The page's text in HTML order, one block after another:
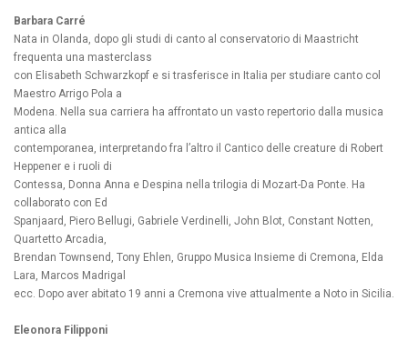
Barbara Carré
Nata in Olanda, dopo gli studi di canto al conservatorio di Maastricht
frequenta una masterclass
con Elisabeth Schwarzkopf e si trasferisce in Italia per studiare canto col
Maestro Arrigo Pola a
Modena. Nella sua carriera ha affrontato un vasto repertorio dalla musica
antica alla
contemporanea, interpretando fra l’altro il Cantico delle creature di Robert
Heppener e i ruoli di
Contessa, Donna Anna e Despina nella trilogia di Mozart-Da Ponte. Ha
collaborato con Ed
Spanjaard, Piero Bellugi, Gabriele Verdinelli, John Blot, Constant Notten,
Quartetto Arcadia,
Brendan Townsend, Tony Ehlen, Gruppo Musica Insieme di Cremona, Elda
Lara, Marcos Madrigal
ecc. Dopo aver abitato 19 anni a Cremona vive attualmente a Noto in Sicilia.
Eleonora Filipponi